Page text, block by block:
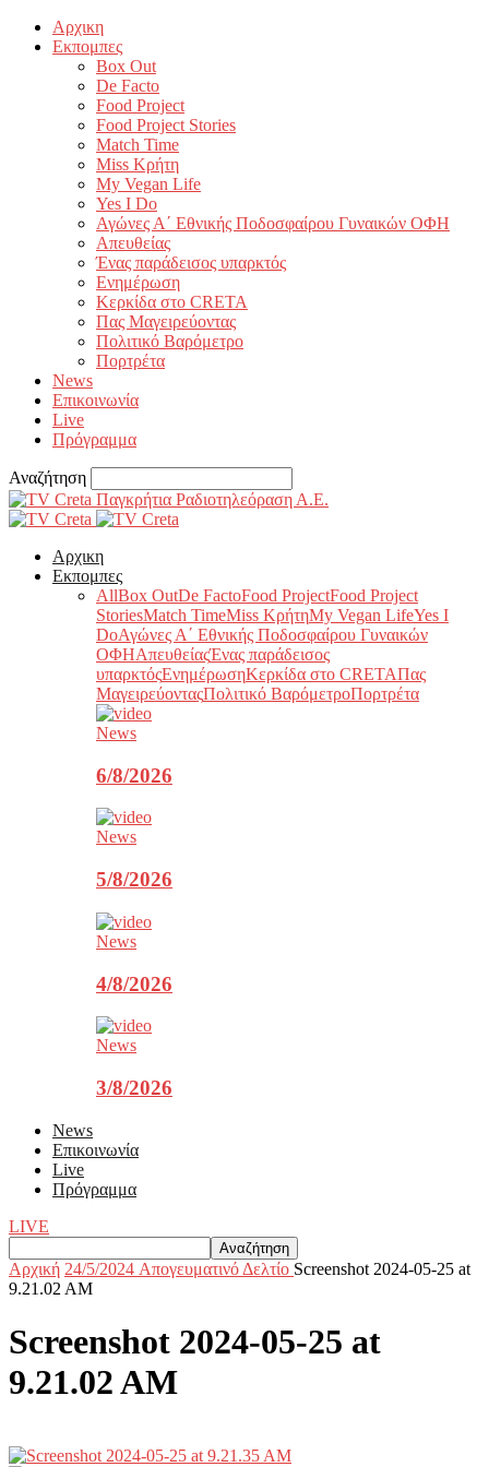
Αρχικη
Εκπομπες
Box Out
De Facto
Food Project
Food Project Stories
Match Time
Miss Κρήτη
My Vegan Life
Yes I Do
Αγώνες Α΄ Εθνικής Ποδοσφαίρου Γυναικών ΟΦΗ
Απευθείας
Ένας παράδεισος υπαρκτός
Ενημέρωση
Κερκίδα στο CRETA
Πας Μαγειρεύοντας
Πολιτικό Βαρόμετρο
Πορτρέτα
News
Επικοινωνία
Live
Πρόγραμμα
Αναζήτηση
Παγκρήτια Ραδιοτηλεόραση Α.Ε.
Αρχικη
Εκπομπες
AllBox OutDe FactoFood ProjectFood Project
StoriesMatch TimeMiss ΚρήτηMy Vegan LifeYes I
DoΑγώνες Α΄ Εθνικής Ποδοσφαίρου Γυναικών
ΟΦΗΑπευθείαςΈνας παράδεισος
υπαρκτόςΕνημέρωσηΚερκίδα στο CRETAΠας
ΜαγειρεύονταςΠολιτικό ΒαρόμετροΠορτρέτα
News
6/8/2026
News
5/8/2026
News
4/8/2026
News
3/8/2026
News
Επικοινωνία
Live
Πρόγραμμα
LIVE
Αρχική 24/5/2024 Aπογευματινό Δελτίο Screenshot 2024-05-25 at
9.21.02 AM
Screenshot 2024-05-25 at
9.21.02 AM